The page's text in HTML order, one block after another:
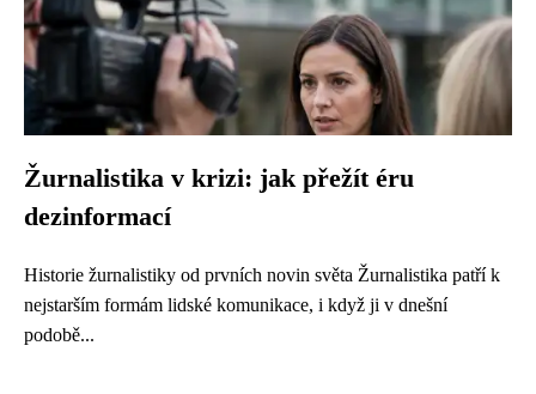
Žurnalistika v krizi: jak přežít éru
dezinformací
Historie žurnalistiky od prvních novin světa Žurnalistika patří k
nejstarším formám lidské komunikace, i když ji v dnešní
podobě...